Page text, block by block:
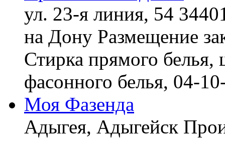
ул. 23-я линия, 54
на Дону Размещение
Стирка прямого
фасонного белья, 04-
Моя Фазенда
Адыгея, Адыгейск